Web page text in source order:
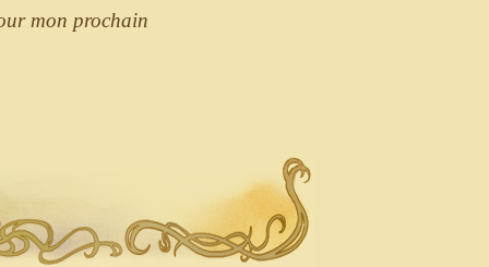
mon prochain